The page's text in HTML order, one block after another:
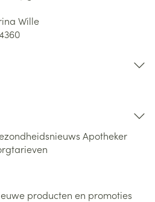
Wille
Apotheker
producten en promoties